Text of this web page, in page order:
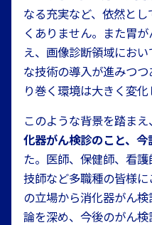
なる充実など、依然と
くありません。また胃
え、画像診断領域にお
な技術の導入が進みつ
り巻く環境は大きく変化
このような背景を踏ま
化器がん検診のこと、今
た。医師、保健師、看
技師など多職種の皆様
の立場から消化器がん
論を深め、今後のがん